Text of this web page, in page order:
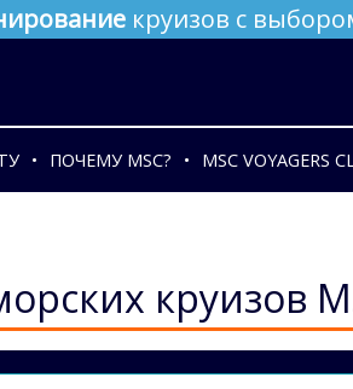
круизов с
ПОЧЕМУ MSC? MSC VOYAGERS
круизов